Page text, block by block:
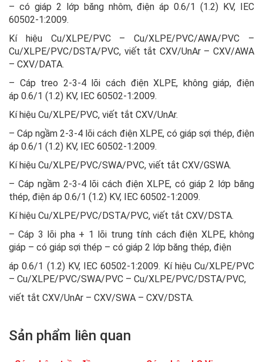
– có giáp 2 lớp băng nhôm, điện áp 0.6/1 (1.2) KV, IEC
60502-1:2009.
Kí hiệu Cu/XLPE/PVC – Cu/XLPE/PVC/AWA/PVC –
Cu/XLPE/PVC/DSTA/PVC, viết tắt CXV/UnAr – CXV/AWA
– CXV/DATA.
– Cáp treo 2-3-4 lõi cách điện XLPE, không giáp, điện
áp 0.6/1 (1.2) KV, IEC 60502-1:2009.
Kí hiệu Cu/XLPE/PVC, viết tắt CXV/UnAr.
– Cáp ngầm 2-3-4 lõi cách điện XLPE, có giáp sợi thép, điện
áp 0.6/1 (1.2) KV, IEC 60502-1:2009.
Kí hiệu Cu/XLPE/PVC/SWA/PVC, viết tắt CXV/GSWA.
– Cáp ngầm 2-3-4 lõi cách điện XLPE, có giáp 2 lớp băng
thép, điện áp 0.6/1 (1.2) KV, IEC 60502-1:2009.
Kí hiệu Cu/XLPE/PVC/DSTA/PVC, viết tắt CXV/DSTA.
– Cáp 3 lõi pha + 1 lõi trung tính cách điện XLPE, không
giáp – có giáp sợi thép – có giáp 2 lớp băng thép, điện
áp 0.6/1 (1.2) KV, IEC 60502-1:2009. Kí hiệu Cu/XLPE/PVC
– Cu/XLPE/PVC/SWA/PVC – Cu/XLPE/PVC/DSTA/PVC,
viết tắt CXV/UnAr – CXV/SWA – CXV/DSTA.
Sản phẩm liên quan